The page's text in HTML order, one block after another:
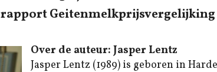
Geitenmelkprijsvergelijking
Over de auteur: Jasper Lentz
Jasper Lentz (1989) is geboren in